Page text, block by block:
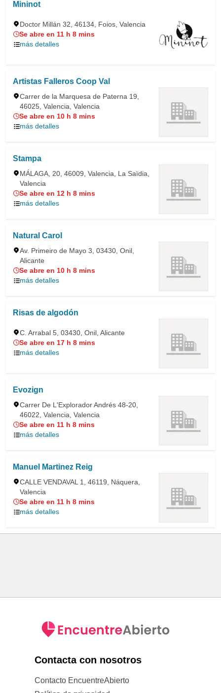
Mininot
Doctor Millán 32, 46134, Foios, Valencia
Se abre en 11 h 8 mins
más detalles
Artistas Falleros Coop Val
Carrer de la Marquesa de Paterna 19,
46025, Valencia, Valencia
Se abre en 10 h 8 mins
más detalles
Stampa
MÁLAGA, 20, 46009, Valencia, La Saïdia,
Valencia
Se abre en 12 h 8 mins
más detalles
Natural Carol
Av. Primeiro de Mayo 3, 03430, Onil,
Alicante
Se abre en 10 h 8 mins
más detalles
Risas de algodón
C. Arrabal 5, 03430, Onil, Alicante
Se abre en 17 h 8 mins
más detalles
Evozign
Carrer De L'Explorador Andrés 48-20,
46022, Valencia, Valencia
Se abre en 11 h 8 mins
más detalles
Manuel Martinez Reig
CALLE VENDAVAL 1, 46119, Náquera,
Valencia
Se abre en 11 h 8 mins
más detalles
Contacta con nosotros
Contacto EncuentreAbierto